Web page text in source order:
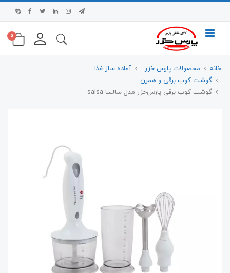
0
خانه محصولات پارس خزر
آماده ساز غذا
گوشت کوب برقی و همزن
گوشت کوب برقی پارس‌خزر مدل سالسا salsa